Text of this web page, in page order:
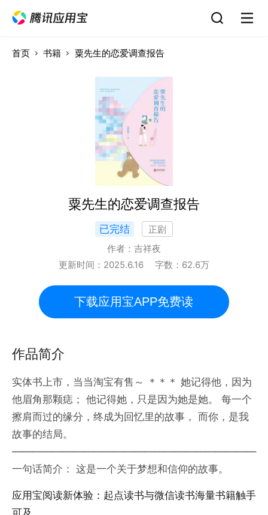
首页 书籍 粟先生的恋爱调查报告
粟先生的恋爱调查报告
已完结
正剧
作者： 吉祥夜
更新时间： 2025.6.16 字数： 62.6万
下载应用宝APP免费读
作品简介
实体书上市，当当淘宝有售～ ＊＊＊ 她记得他，因为
他眉角那颗痣； 他记得她，只是因为她是她。 每一个
擦肩而过的缘分，终成为回忆里的故事， 而你，是我
故事的结局。
————————————————————————
一句话简介： 这是一个关于梦想和信仰的故事。
应用宝阅读新体验：起点读书与微信读书海量书籍触手